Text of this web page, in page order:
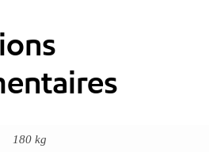
180 kg